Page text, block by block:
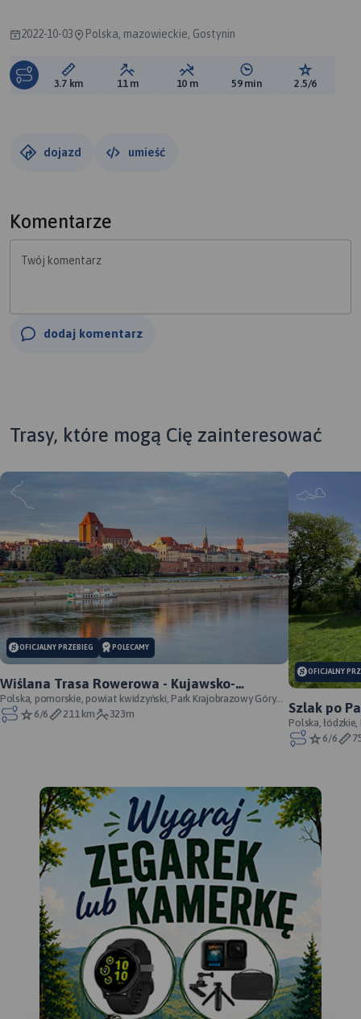
2022-10-03 Polska, mazowieckie, Gostynin
Długość trasy:
3.7 km Suma przewyższeń:
11 m Suma spadków:
10 m Średni czas potrzebny
59 min Ocena
2.5/6
dojazd umieść
Komentarze
Twój komentarz
dodaj komentarz
Trasy, które mogą Cię zainteresować
OFICJALNY PRZEBIEG POLECAMY
Wiślana Trasa Rowerowa - Kujawsko-
Pomorskie - WTR prawobrzeżna - oficjalny
przebieg
Polska, pomorskie, powiat kwidzyński, Park Krajobrazowy Góry
Łosiowe, powiat grudziądzki, Zespół Par
6/6 211 km 323m
OFICJALNY
Szlak po
Łódzkich -
Polska,
Wzniesień
6/6